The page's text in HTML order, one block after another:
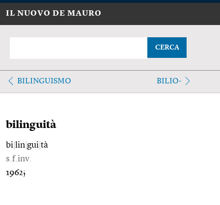
IL NUOVO DE MAURO
CERCA
BILINGUISMO BILIO-
bilinguità
bi lin gui tà
s.f.inv.
1962;